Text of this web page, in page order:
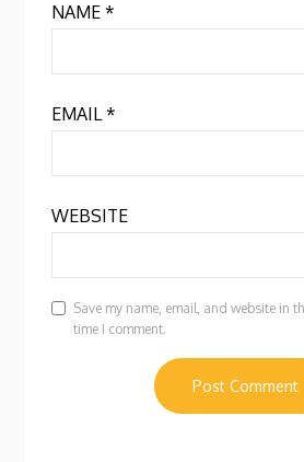
NAME*
EMAIL*
WEBSITE
Save my name, email, and website in
time I comment.